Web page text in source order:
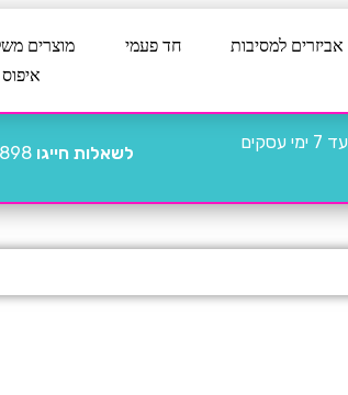
אביזרים למסיבות חד פעמי מוצרים
עד 7 ימי עסקים
לשאלות חייגו